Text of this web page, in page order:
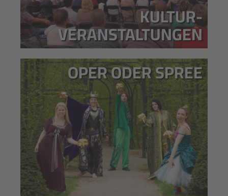
KULTUR-
VERANSTALTUNGEN
OPER ODER SPREE